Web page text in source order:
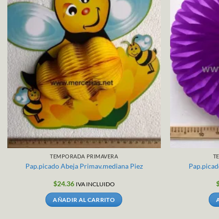
TEMPORADA PRIMAVERA
Pap.picado Abeja Primav.mediana Piez
$24.36 IVA INCLUIDO
AÑADIR AL CARRITO